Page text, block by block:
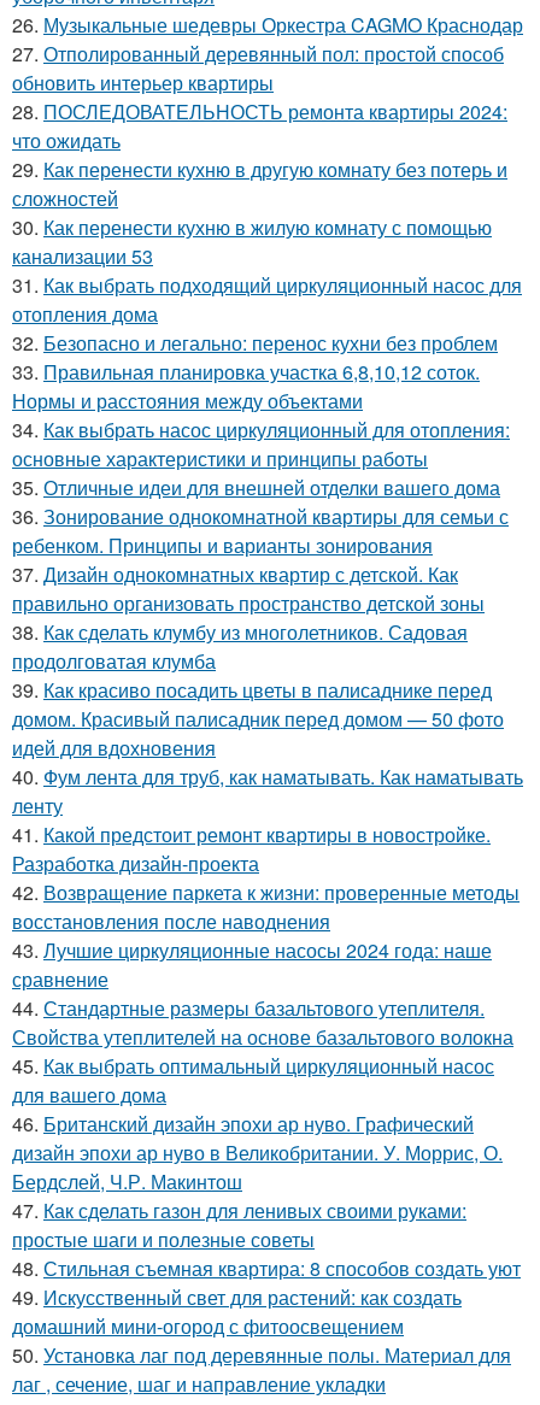
26. Музыкальные шедевры Оркестра CAGMO Краснодар
27. Отполированный деревянный пол: простой способ
обновить интерьер квартиры
28. ПОСЛЕДОВАТЕЛЬНОСТЬ ремонта квартиры 2024:
что ожидать
29. Как перенести кухню в другую комнату без потерь и
сложностей
30. Как перенести кухню в жилую комнату с помощью
канализации 53
31. Как выбрать подходящий циркуляционный насос для
отопления дома
32. Безопасно и легально: перенос кухни без проблем
33. Правильная планировка участка 6,8,10,12 соток.
Нормы и расстояния между объектами
34. Как выбрать насос циркуляционный для отопления:
основные характеристики и принципы работы
35. Отличные идеи для внешней отделки вашего дома
36. Зонирование однокомнатной квартиры для семьи с
ребенком. Принципы и варианты зонирования
37. Дизайн однокомнатных квартир с детской. Как
правильно организовать пространство детской зоны
38. Как сделать клумбу из многолетников. Садовая
продолговатая клумба
39. Как красиво посадить цветы в палисаднике перед
домом. Красивый палисадник перед домом — 50 фото
идей для вдохновения
40. Фум лента для труб, как наматывать. Как наматывать
ленту
41. Какой предстоит ремонт квартиры в новостройке.
Разработка дизайн-проекта
42. Возвращение паркета к жизни: проверенные методы
восстановления после наводнения
43. Лучшие циркуляционные насосы 2024 года: наше
сравнение
44. Стандартные размеры базальтового утеплителя.
Свойства утеплителей на основе базальтового волокна
45. Как выбрать оптимальный циркуляционный насос
для вашего дома
46. Британский дизайн эпохи ар нуво. Графический
дизайн эпохи ар нуво в Великобритании. У. Моррис, О.
Бердслей, Ч.Р. Макинтош
47. Как сделать газон для ленивых своими руками:
простые шаги и полезные советы
48. Стильная съемная квартира: 8 способов создать уют
49. Искусственный свет для растений: как создать
домашний мини-огород с фитоосвещением
50. Установка лаг под деревянные полы. Материал для
лаг , сечение, шаг и направление укладки